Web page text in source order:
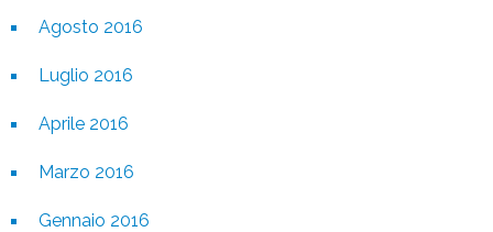
Agosto 2016
Luglio 2016
Aprile 2016
Marzo 2016
Gennaio 2016